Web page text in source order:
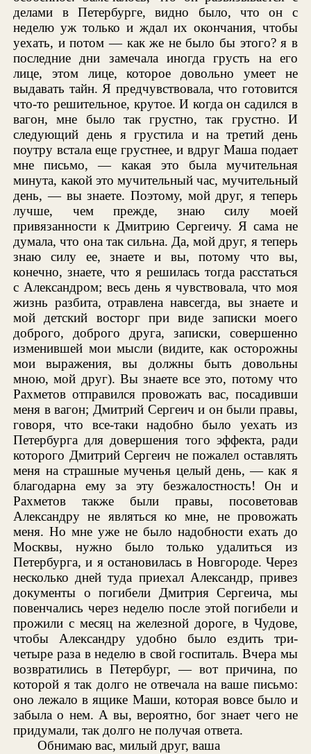
делами в Петербурге, видно было, что он с
неделю уж только и ждал их окончания, чтобы
уехать, и потом — как же не было бы этого? я в
последние дни замечала иногда грусть на его
лице, этом лице, которое довольно умеет не
выдавать тайн. Я предчувствовала, что готовится
что-то решительное, крутое. И когда он садился в
вагон, мне было так грустно, так грустно. И
следующий день я грустила и на третий день
поутру встала еще грустнее, и вдруг Маша подает
мне письмо, — какая это была мучительная
минута, какой это мучительный час, мучительный
день, — вы знаете. Поэтому, мой друг, я теперь
лучше, чем прежде, знаю силу моей
привязанности к Дмитрию Сергеичу. Я сама не
думала, что она так сильна. Да, мой друг, я теперь
знаю силу ее, знаете и вы, потому что вы,
конечно, знаете, что я решилась тогда расстаться
с Александром; весь день я чувствовала, что моя
жизнь разбита, отравлена навсегда, вы знаете и
мой детский восторг при виде записки моего
доброго, доброго друга, записки, совершенно
изменившей мои мысли (видите, как осторожны
мои выражения, вы должны быть довольны
мною, мой друг). Вы знаете все это, потому что
Рахметов отправился провожать вас, посадивши
меня в вагон; Дмитрий Сергеич и он были правы,
говоря, что все-таки надобно было уехать из
Петербурга для довершения того эффекта, ради
которого Дмитрий Сергеич не пожалел оставлять
меня на страшные мученья целый день, — как я
благодарна ему за эту безжалостность! Он и
Рахметов также были правы, посоветовав
Александру не являться ко мне, не провожать
меня. Но мне уже не было надобности ехать до
Москвы, нужно было только удалиться из
Петербурга, и я остановилась в Новгороде. Через
несколько дней туда приехал Александр, привез
документы о погибели Дмитрия Сергеича, мы
повенчались через неделю после этой погибели и
прожили с месяц на железной дороге, в Чудове,
чтобы Александру удобно было ездить три-
четыре раза в неделю в свой госпиталь. Вчера мы
возвратились в Петербург, — вот причина, по
которой я так долго не отвечала на ваше письмо:
оно лежало в ящике Маши, которая вовсе было и
забыла о нем. А вы, вероятно, бог знает чего не
придумали, так долго не получая ответа.
Обнимаю вас, милый друг, ваша